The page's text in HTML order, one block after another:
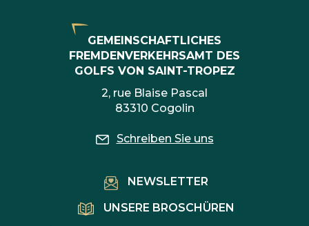
GEMEINSCHAFTLICHES
FREMDENVERKEHRSAMT DES
GOLFS VON SAINT-TROPEZ
2, rue Blaise Pascal
83310 Cogolin
Schreiben Sie uns
NEWSLETTER
UNSERE BROSCHÜREN